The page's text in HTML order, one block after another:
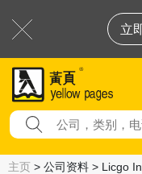
立
主页 > 公司资料 > Licgo